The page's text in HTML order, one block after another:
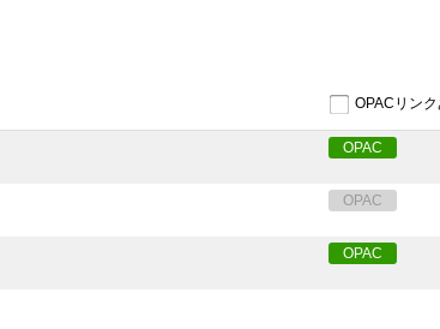
OPACリンク
OPAC
OPAC
OPAC